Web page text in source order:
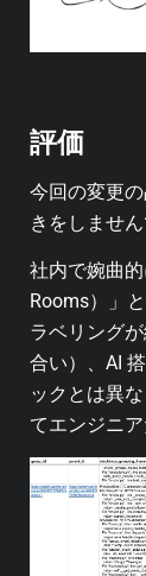
評価
今回の変更
きをしません
社内で婉曲
Rooms）」
ラベリング
合い）、AI
ックとは異
てエンジニ